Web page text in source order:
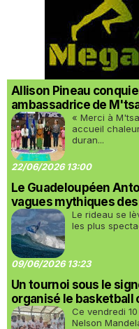
Allison Pineau
ambassadrice de
« Merci à
accueil
duran...
22/06/2026 13:00
Le Guadeloupéen
vagues mythiques des
Le rideau se
les plus
09/06/2026 13:23
Un tournoi sous le
organisé le basketball
Ce vendredi
Nelson